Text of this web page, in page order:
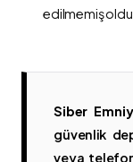
edilmemiş
Siber
güvenlik
veya